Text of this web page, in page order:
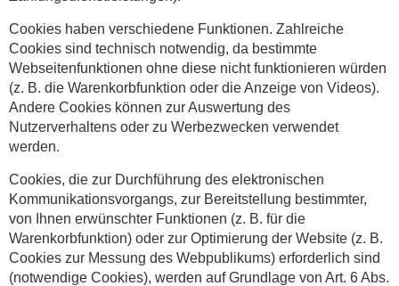
Cookies haben verschiedene Funktionen. Zahlreiche
Cookies sind technisch notwendig, da bestimmte
Webseitenfunktionen ohne diese nicht funktionieren würden
(z. B. die Warenkorbfunktion oder die Anzeige von Videos).
Andere Cookies können zur Auswertung des
Nutzerverhaltens oder zu Werbezwecken verwendet
werden.
Cookies, die zur Durchführung des elektronischen
Kommunikationsvorgangs, zur Bereitstellung bestimmter,
von Ihnen erwünschter Funktionen (z. B. für die
Warenkorbfunktion) oder zur Optimierung der Website (z. B.
Cookies zur Messung des Webpublikums) erforderlich sind
(notwendige Cookies), werden auf Grundlage von Art. 6 Abs.